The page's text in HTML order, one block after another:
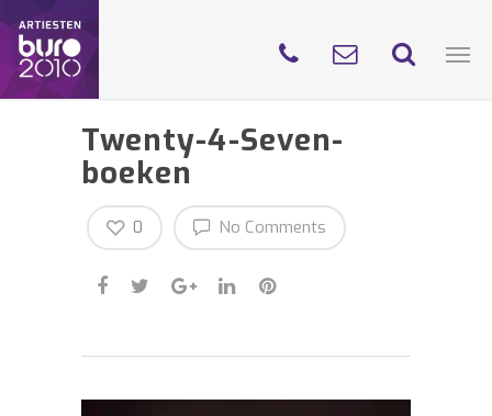
Twenty-4-Seven-
boeken
No Comments
0